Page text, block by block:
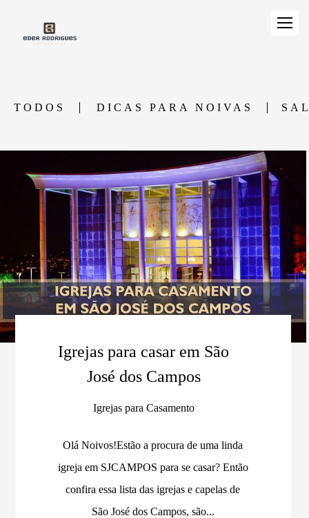
TODOS DICAS PARA NOIVAS
Igrejas para casar em São
José dos Campos
Igrejas para Casamento
Olá Noivos!Estão a procura de uma linda
igreja em SJCAMPOS para se casar? Então
confira essa lista das igrejas e capelas de
São José dos Campos, são...